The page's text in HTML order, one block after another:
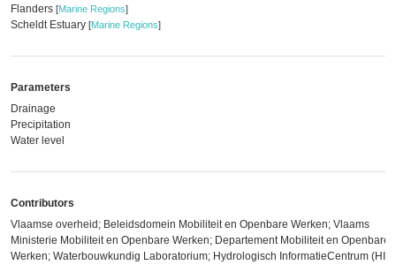
Flanders [Marine Regions]
Scheldt Estuary [Marine Regions]
Parameters
Drainage
Precipitation
Water level
Contributors
Vlaamse overheid; Beleidsdomein Mobiliteit en Openbare Werken; Vlaams
Ministerie Mobiliteit en Openbare Werken; Departement Mobiliteit en Openbare
Werken; Waterbouwkundig Laboratorium; Hydrologisch InformatieCentrum (HIC)